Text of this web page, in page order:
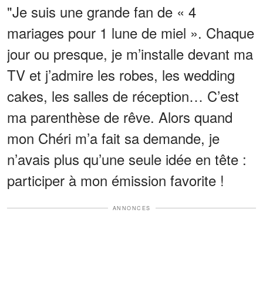
"Je suis une grande fan de « 4
mariages pour 1 lune de miel ». Chaque
jour ou presque, je m’installe devant ma
TV et j’admire les robes, les wedding
cakes, les salles de réception… C’est
ma parenthèse de rêve. Alors quand
mon Chéri m’a fait sa demande, je
n’avais plus qu’une seule idée en tête :
participer à mon émission favorite !
ANNONCES